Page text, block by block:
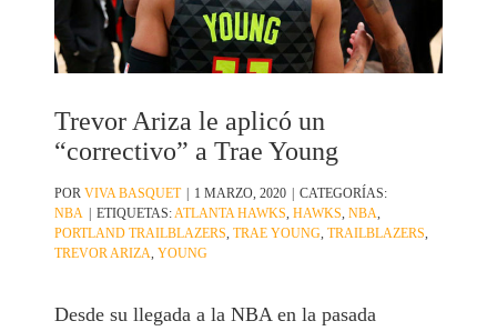
Trevor Ariza le aplicó un
“correctivo” a Trae Young
PORVIVA BASQUET | 1 MARZO, 2020 | CATEGORÍAS:
NBA | ETIQUETAS: ATLANTA HAWKS ,HAWKS ,NBA
PORTLAND TRAILBLAZERS ,TRAE YOUNG ,TRAILBLAZERS
TREVOR ARIZA ,YOUNG
Desde su llegada a la NBA en la pasada